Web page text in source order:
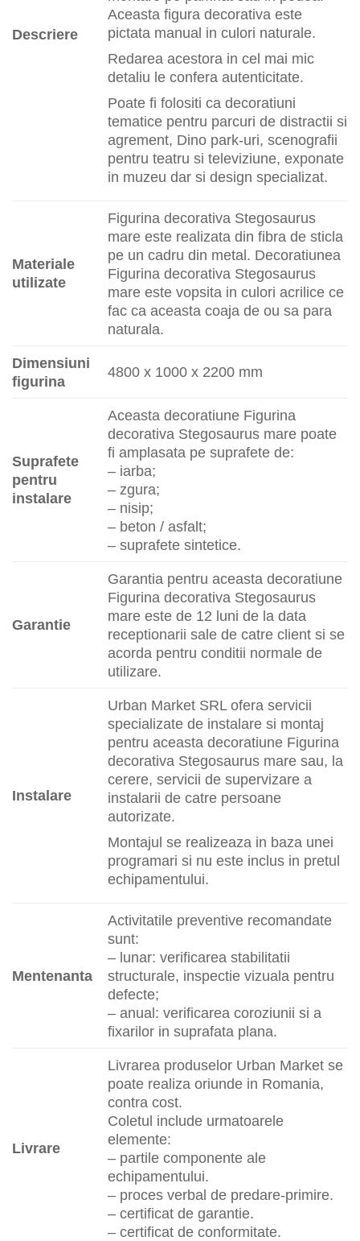
Descriere
Aceasta figura decorativa este
pictata manual in culori naturale.
Redarea acestora in cel mai mic
detaliu le confera autenticitate.
Poate fi folositi ca decoratiuni
tematice pentru parcuri de distractii si
agrement, Dino park-uri, scenografii
pentru teatru si televiziune, exponate
in muzeu dar si design specializat.
Materiale
utilizate
Figurina decorativa Stegosaurus
mare este realizata din fibra de sticla
pe un cadru din metal. Decoratiunea
Figurina decorativa Stegosaurus
mare este vopsita in culori acrilice ce
fac ca aceasta coaja de ou sa para
naturala.
Dimensiuni
figurina
4800 x 1000 x 2200 mm
Suprafete
pentru
instalare
Aceasta decoratiune Figurina
decorativa Stegosaurus mare poate
fi amplasata pe suprafete de:
– iarba;
– zgura;
– nisip;
– beton / asfalt;
– suprafete sintetice.
Garantie
Garantia pentru aceasta decoratiune
Figurina decorativa Stegosaurus
mare este de 12 luni de la data
receptionarii sale de catre client si se
acorda pentru conditii normale de
utilizare.
Instalare
Urban Market SRL ofera servicii
specializate de instalare si montaj
pentru aceasta decoratiune Figurina
decorativa Stegosaurus mare sau, la
cerere, servicii de supervizare a
instalarii de catre persoane
autorizate.
Montajul se realizeaza in baza unei
programari si nu este inclus in pretul
echipamentului.
Mentenanta
Activitatile preventive recomandate
sunt:
– lunar: verificarea stabilitatii
structurale, inspectie vizuala pentru
defecte;
– anual: verificarea coroziunii si a
fixarilor in suprafata plana.
Livrare
Livrarea produselor Urban Market se
poate realiza oriunde in Romania,
contra cost.
Coletul include urmatoarele
elemente:
– partile componente ale
echipamentului.
– proces verbal de predare-primire.
– certificat de garantie.
– certificat de conformitate.